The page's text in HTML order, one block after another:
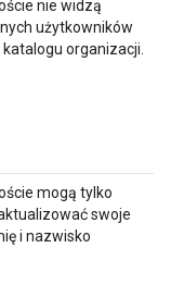
nie widzą
użytkowników
katalogu organizacji.
mogą tylko
swoje
i nazwisko